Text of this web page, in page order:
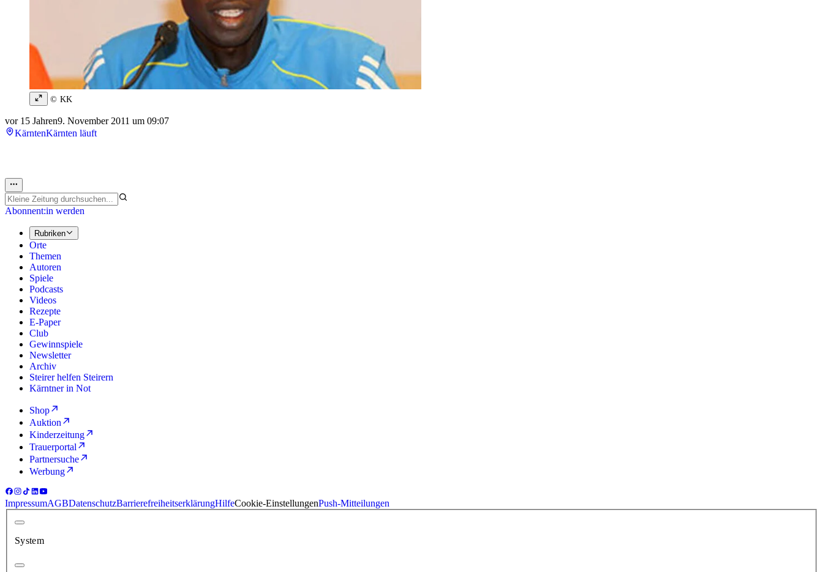
© KK
vor 15 Jahren9. November 2011 um 09:07
KärntenKärnten läuft
Abonnent:in werden
Rubriken
Orte
Themen
Autoren
Spiele
Podcasts
Videos
Rezepte
E-Paper
Club
Gewinnspiele
Newsletter
Archiv
Steirer helfen Steirern
Kärntner in Not
Shop
Auktion
Kinderzeitung
Trauerportal
Partnersuche
Werbung
ImpressumAGBDatenschutzBarrierefreiheitserklärungHilfeCookie-EinstellungenPush-Mitteilungen
System